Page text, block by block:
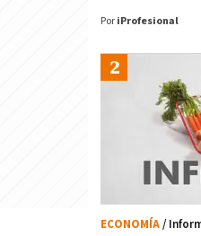
Por iProfesional
ECONOMÍA/